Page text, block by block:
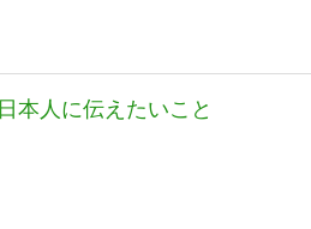
本人に伝えたいこと